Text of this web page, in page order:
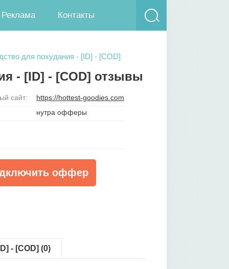
Реклама Контакты
для похудания - [ID] - [COD]
- [ID] - [COD] отзывы
сайт:
https://hottest-goodies.com
нутра офферы
оффер
- [COD] (0)